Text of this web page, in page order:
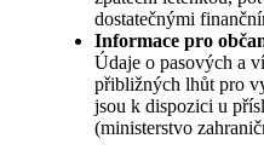
dostatečnými
Informace pro
Údaje o pasových a
přibližných lhůt pro
jsou k dispozici u
(ministerstvo